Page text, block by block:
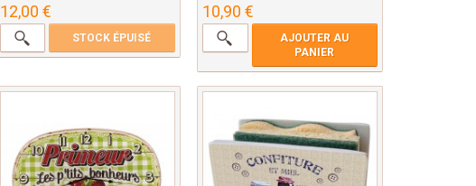
12,00 €
STOCK ÉPUISÉ
10,90 €
AJOUTER AU
PANIER